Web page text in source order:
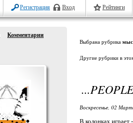
Регистрация Вход Рейтинги
Комментарии
Выбрана рубрика
Другие рубрики в
Воскресенье, 02
В колонках играет -